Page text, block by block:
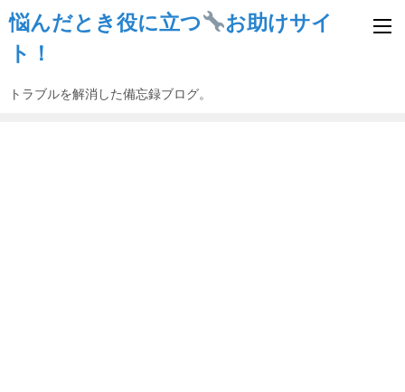
悩んだとき役に立つ
お助けサイ
ト！
トラブルを解消した備忘録ブログ。